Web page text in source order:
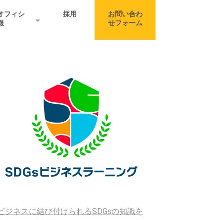
フィシ
採用
お問い合わ
せフォーム
ジネスに結び付けられるSDGsの知識を